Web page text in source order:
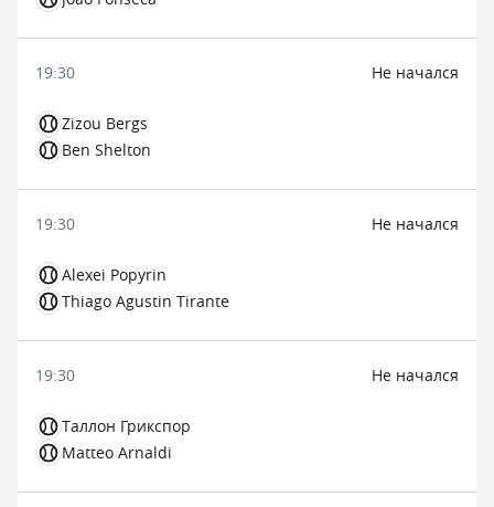
19:30
Zizou Bergs
Ben Shelton
Не начался
19:30
Alexei Popyrin
Thiago Agustin Tirante
Не начался
19:30
Таллон Грикспор
Matteo Arnaldi
Не начался